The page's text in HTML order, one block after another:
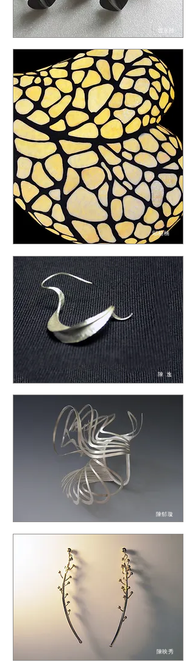
​曾永玲
鄔柏楠
陳 逸
陳郁璇
陳映秀